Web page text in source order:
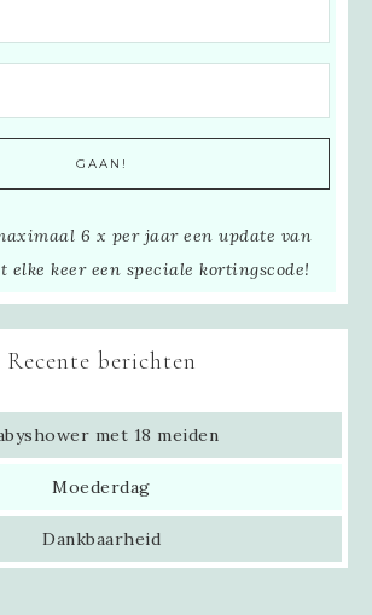
6 x per jaar een update van
elke keer een speciale kortingscode!
Recente berichten
met 18 meiden
Moederdag
Dankbaarheid